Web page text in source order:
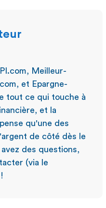
Meilleur-
et Epargne-
tout ce qui touche à
et la
qu'une des
de côté dès le
des questions,
(via le